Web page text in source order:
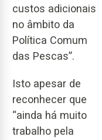
custos adicionais
no âmbito da
Política Comum
das Pescas”.
Isto apesar de
reconhecer que
“ainda há muito
trabalho pela